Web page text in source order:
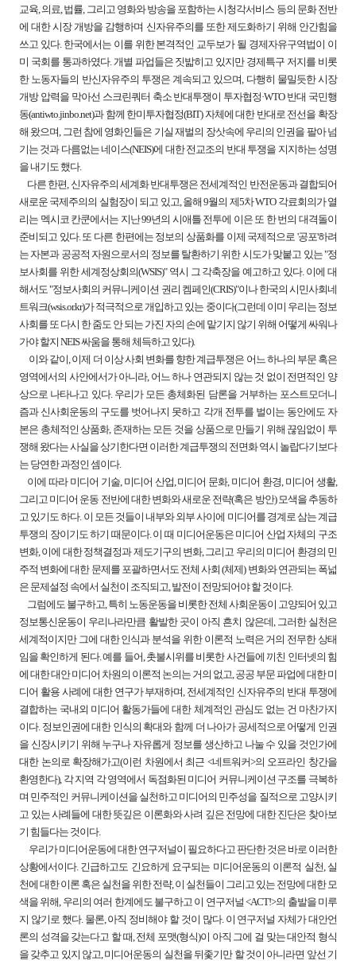
교육, 의료, 법률, 그리고 영화와 방송을 포함하는 시청각서비스 등의 문화 전반
에 대한 시장 개방을 감행하며 신자유주의를 또한 제도화하기 위해 안간힘을
쓰고 있다. 한국에서는 이를 위한 본격적인 교두보가 될 경제자유구역법이 이
미 국회를 통과하였다. 개별 파업들은 짓밟히고 있지만 경제특구 저지를 비롯
한 노동자들의 반신자유주의 투쟁은 계속되고 있으며, 다행히 물밀듯한 시장
개방 압력을 막아선 스크린쿼터 축소 반대투쟁이 투자협정·WTO 반대 국민행
동(antiwto.jinbo.net)과 함께 한미투자협정(BIT) 자체에 대한 반대로 전선을 확장
해 왔으며, 그런 참에 영화인들은 기실 재벌의 장삿속에 우리의 인권을 팔아 넘
기는 것과 다름없는 네이스(NEIS)에 대한 전교조의 반대 투쟁을 지지하는 성명
을 내기도 했다.
다른 한편, 신자유주의 세계화 반대투쟁은 전세계적인 반전운동과 결합되어
새로운 국제주의의 실험장이 되고 있고, 올해 9월의 제5차 WTO 각료회의가 열
리는 멕시코 칸쿤에서는 지난 99년의 시애틀 전투에 이은 또 한 번의 대격돌이
준비되고 있다. 또 다른 한편에는 정보의 상품화를 이제 국제적으로 '공포'하려
는 자본과 공공적 자원으로서의 정보를 탈환하기 위한 시도가 맞붙고 있는 "정
보사회를 위한 세계정상회의(WSIS)" 역시 그 각축장을 예고하고 있다. 이에 대
해서도 "정보사회의 커뮤니케이션 권리 켐페인(CRIS)"이나 한국의 시민사회네
트워크(wsis.or.kr)가 적극적으로 개입하고 있는 중이다(그런데 이미 우리는 정보
사회를 또 다시 한 줌도 안 되는 가진 자의 손에 맡기지 않기 위해 어떻게 싸워나
가야 할지 NEIS 싸움을 통해 체득하고 있다).
이와 같이, 이제 더 이상 사회 변화를 향한 계급투쟁은 어느 하나의 부문 혹은
영역에서의 사안에서가 아니라, 어느 하나 연관되지 않는 것 없이 전면적인 양
상으로 나타나고 있다. 우리가 모든 총체화된 담론을 거부하는 포스트모더니
즘과 신사회운동의 구도를 벗어나지 못하고 각개 전투를 벌이는 동안에도 자
본은 총체적인 상품화, 존재하는 모든 것을 상품으로 만들기 위해 끊임없이 투
쟁해 왔다는 사실을 상기한다면 이러한 계급투쟁의 전면화 역시 놀랍다기보다
는 당연한 과정인 셈이다.
이에 따라 미디어 기술, 미디어 산업, 미디어 문화, 미디어 환경, 미디어 생활,
그리고 미디어 운동 전반에 대한 변화와 새로운 전략(혹은 방안) 모색을 추동하
고 있기도 하다. 이 모든 것들이 내부와 외부 사이에 미디어를 경계로 삼는 계급
투쟁의 장이기도 하기 때문이다. 이 때 미디어운동은 미디어 산업 자체의 구조
변화, 이에 대한 정책결정과 제도기구의 변화, 그리고 우리의 미디어 환경의 민
주적 변화에 대한 문제를 포괄하면서도 전체 사회 (체제) 변화와 연관되는 폭넓
은 문제설정 속에서 실천이 조직되고, 발전이 전망되어야 할 것이다.
그럼에도 불구하고, 특히 노동운동을 비롯한 전체 사회운동이 고양되어 있고
정보통신운동이 우리나라만큼 활발한 곳이 아직 흔치 않은데, 그러한 실천은
세계적이지만 그에 대한 인식과 분석을 위한 이론적 노력은 거의 전무한 상태
임을 확인하게 된다. 예를 들어, 촛불시위를 비롯한 사건들에 끼친 인터넷의 힘
에 대한 대안 미디어 차원의 이론적 논의는 거의 없고, 공공 부문 파업에 대한 미
디어 활용 사례에 대한 연구가 부재하며, 전세계적인 신자유주의 반대 투쟁에
결합하는 국내외 미디어 활동가들에 대한 체계적인 관심도 없는 건 마찬가지
이다. 정보인권에 대한 인식의 확대와 함께 더 나아가 공세적으로 어떻게 인권
을 신장시키기 위해 누구나 자유롭게 정보를 생산하고 나눌 수 있을 것인가에
대한 논의로 확장해가고(이런 차원에서 최근 <네트워커>의 오프라인 창간을
환영한다), 각 지역 각 영역에서 독점화된 미디어 커뮤니케이션 구조를 극복하
며 민주적인 커뮤니케이션을 실천하고 미디어의 민주성을 질적으로 고양시키
고 있는 사례들에 대한 뜻깊은 이론화와 사려 깊은 전망에 대한 진단은 찾아보
기 힘들다는 것이다.
우리가 미디어운동에 대한 연구저널이 필요하다고 판단한 것은 바로 이러한
상황에서이다. 긴급하고도 긴요하게 요구되는 미디어운동의 이론적 실천, 실
천에 대한 이론 혹은 실천을 위한 전략, 이 실천들이 그리고 있는 전망에 대한 모
색을 위해, 우리의 여러 한계에도 불구하고 이 연구저널 <ACT!>의 출발을 미루
지 않기로 했다. 물론, 아직 정비해야 할 것이 많다. 이 연구저널 자체가 대안언
론의 성격을 갖는다고 할 때, 전체 포맷(형식)이 아직 그에 걸 맞는 대안적 형식
을 갖추고 있지 않고, 미디어운동의 실천을 뒤좇기만 할 것이 아니라면 앞선 기